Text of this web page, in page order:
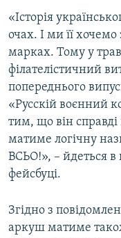
«Історія
очах. І ми її
марках. Тому у
філателістичний
попереднього
«Русскій воєнний
тим, що він
матиме логічну
ВСЬО!», – йдеться в
фейсбуці.
Згідно з
аркуш матиме